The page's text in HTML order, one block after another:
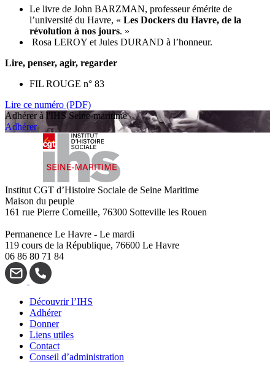
Le livre de John BARZMAN, professeur émérite de
l’université du Havre, « Les Dockers du Havre, de la
révolution à nos jours. »
Rosa LEROY et Jules DURAND à l’honneur.
Lire, penser, agir, regarder
FIL ROUGE n° 83
Lire ce numéro (PDF)
Adhérer à l'IHS Seine-maritime
Adhérer
Institut CGT d’Histoire Sociale de Seine Maritime
Maison du peuple
161 rue Pierre Corneille, 76300 Sotteville les Rouen
Permanence Le Havre - Le mardi
119 cours de la République, 76600 Le Havre
06 86 80 71 84
Découvrir l’IHS
Adhérer
Donner
Liens utiles
Contact
Conseil d’administration